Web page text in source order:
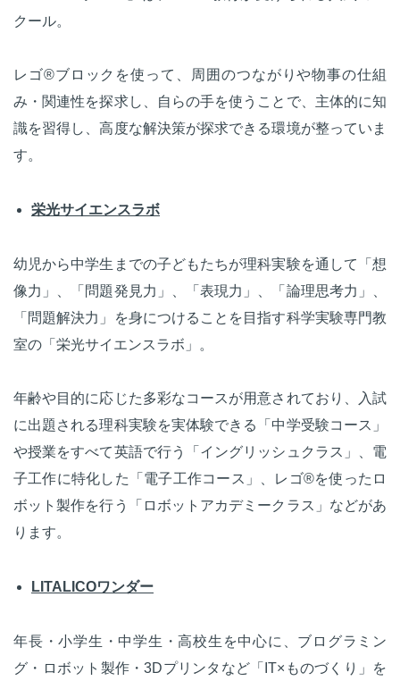
クール。
レゴ®ブロックを使って、周囲のつながりや物事の仕組
み・関連性を探求し、自らの手を使うことで、主体的に知
識を習得し、高度な解決策が探求できる環境が整っていま
す。
栄光サイエンスラボ
幼児から中学生までの子どもたちが理科実験を通して「想
像力」、「問題発見力」、「表現力」、「論理思考力」、
「問題解決力」を身につけることを目指す科学実験専門教
室の「栄光サイエンスラボ」。
年齢や目的に応じた多彩なコースが用意されており、入試
に出題される理科実験を実体験できる「中学受験コース」
や授業をすべて英語で行う「イングリッシュクラス」、電
子工作に特化した「電子工作コース」、レゴ®を使ったロ
ボット製作を行う「ロボットアカデミークラス」などがあ
ります。
LITALICOワンダー
年長・小学生・中学生・高校生を中心に、ブログラミン
グ・ロボット製作・3Dプリンタなど「IT×ものづくり」を